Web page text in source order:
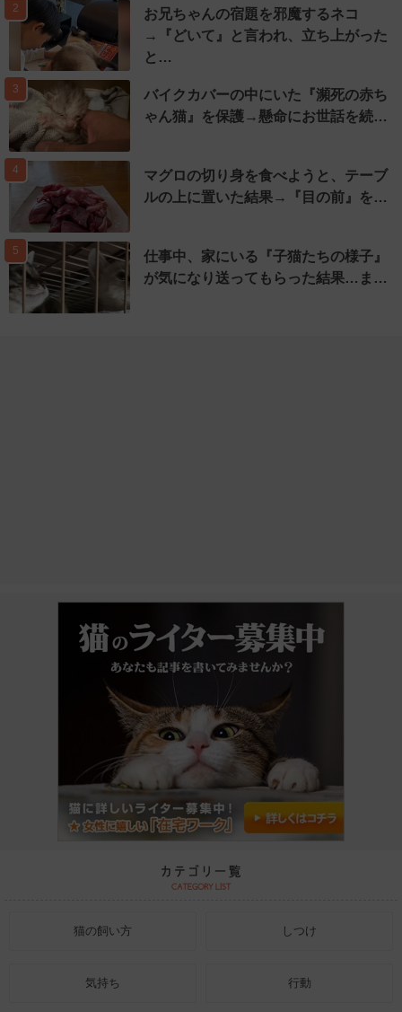
2
お兄ちゃんの宿題を邪魔するネコ
→『どいて』と言われ、立ち上がった
と…
3
バイクカバーの中にいた『瀕死の赤ち
ゃん猫』を保護→懸命にお世話を続…
4
マグロの切り身を食べようと、テーブ
ルの上に置いた結果→『目の前』を…
5
仕事中、家にいる『子猫たちの様子』
が気になり送ってもらった結果…ま…
猫の飼い方 しつけ
気持ち 行動